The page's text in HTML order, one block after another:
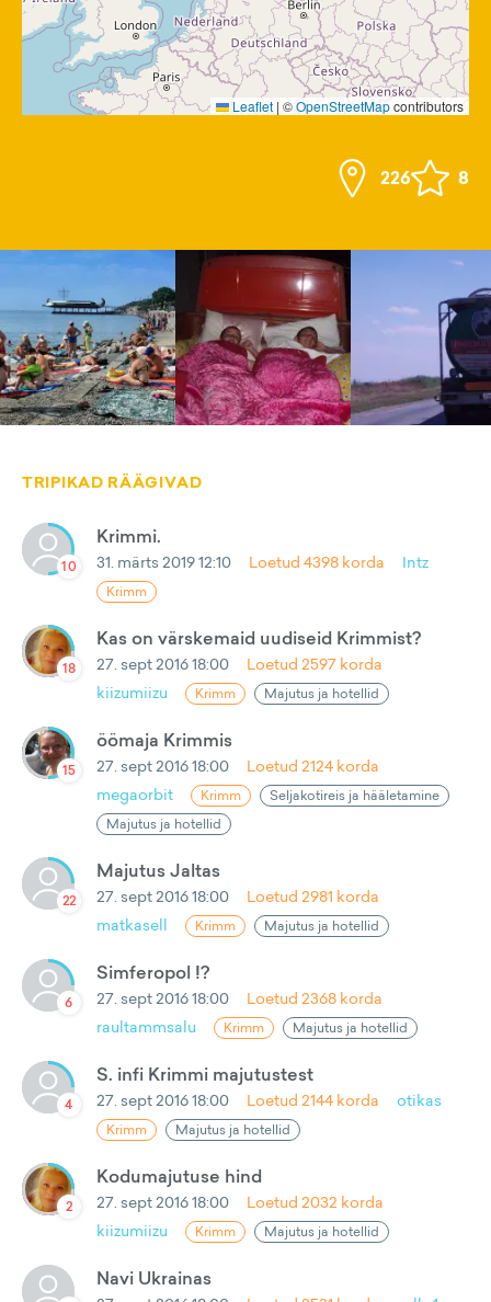
Leaflet | ©OpenStreetMapcontributors
226 8
TRIPIKAD RÄÄGIVAD
10
Krimmi.
31. märts 2019 12:10 Loetud 4398 korda Intz
Krimm
18
Kas on värskemaid uudiseid Krimmist?
27. sept 2016 18:00 Loetud 2597 korda
kiizumiizu
Krimm Majutus ja hotellid
15
öömaja Krimmis
27. sept 2016 18:00 Loetud 2124 korda
megaorbit
Krimm
Seljakotireis ja hääletamine
Majutus ja hotellid
22
Majutus Jaltas
27. sept 2016 18:00 Loetud 2981 korda
matkasell
Krimm Majutus ja hotellid
6
Simferopol !?
27. sept 2016 18:00 Loetud 2368 korda
raultammsalu
Krimm Majutus ja hotellid
4
S. infi Krimmi majutustest
27. sept 2016 18:00 Loetud 2144 korda otikas
Krimm Majutus ja hotellid
2
Kodumajutuse hind
27. sept 2016 18:00 Loetud 2032 korda
kiizumiizu
Krimm Majutus ja hotellid
Navi Ukrainas